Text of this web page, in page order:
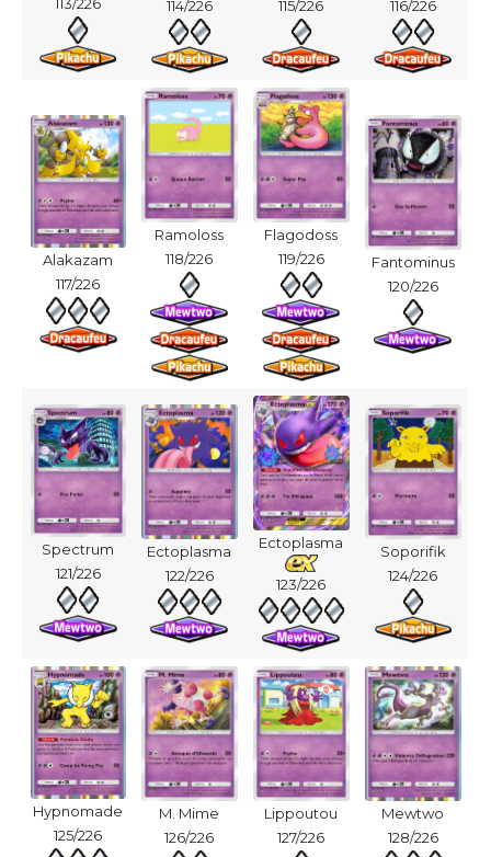
113/226
114/226
115/226
116/226
Alakazam
117/226
Ramoloss
118/226
Flagodoss
119/226
Fantominus
120/226
Spectrum
121/226
Ectoplasma
122/226
Ectoplasma
123/226
Soporifik
124/226
Hypnomade
125/226
M. Mime
126/226
Lippoutou
127/226
Mewtwo
128/226